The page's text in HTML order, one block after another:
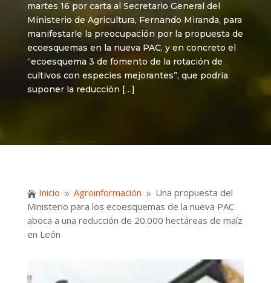
martes 16 por carta al Secretario General del
Ministerio de Agricultura, Fernando Miranda, para
manifestarle la preocupación por la propuesta de
ecoesquemas en la nueva PAC, y en concreto el
“ecoesquema 3 de fomento de la rotación de
cultivos con especies mejorantes”, que podría
suponer la reducción […]
 Inicio 9 Agroinformación 9 Una propuesta del
Ministerio para los ecoesquemas de la nueva PAC
aboca a una reducción de 20.000 hectáreas de maíz
en León